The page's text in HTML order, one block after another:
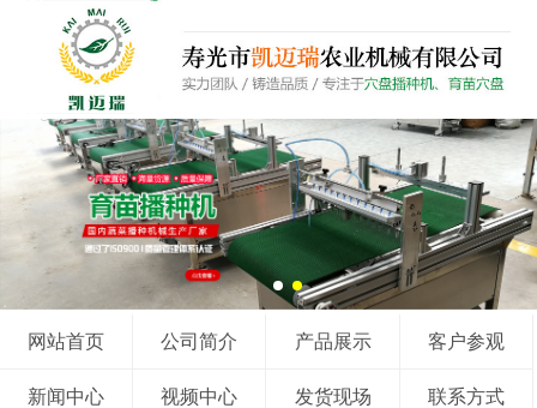
网站首页 公司简介 产品展示 客户参观
新闻中心 视频中心 发货现场 联系方式